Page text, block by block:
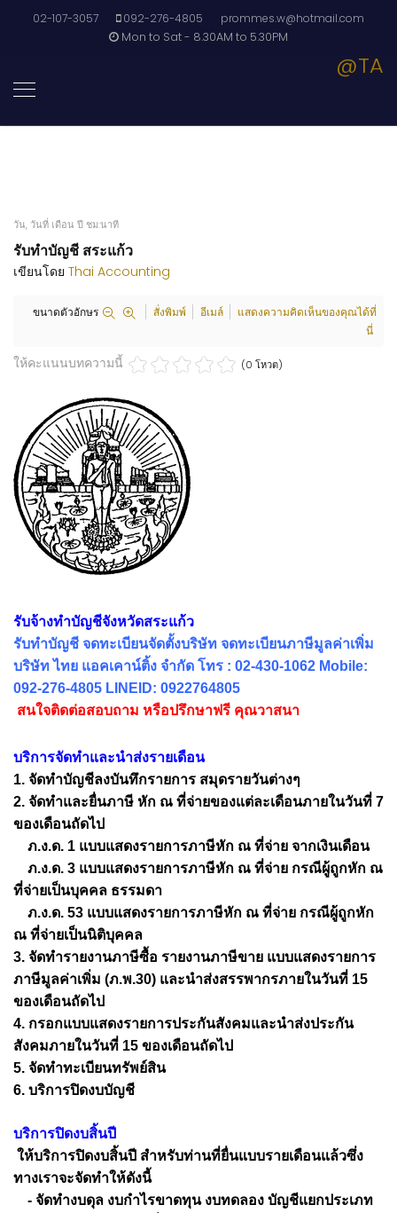
02-107-3057 092-276-4805
prommes.w@hotmail.com
Mon to Sat - 8.30AM to 5.30PM
@TA
วัน, วันที่ เดือน ปี ชม:นาที
รับทำบัญชี สระแก้ว
เขียนโดย Thai Accounting
ขนาดตัวอักษร สั่งพิมพ์ อีเมล์
แสดงความคิดเห็นของคุณได้ที่
นี่
ให้คะแนนบทความนี้ (0 โหวต)
รับจ้างทำบัญชีจังหวัดสระแก้ว
รับทำบัญชี จดทะเบียนจัดตั้งบริษัท จดทะเบียนภาษีมูลค่าเพิ่ม
บริษัท ไทย แอคเคาน์ติ้ง จำกัด โทร : 02-430-1062 Mobile:
092-276-4805 LINEID: 0922764805
สนใจติดต่อสอบถาม หรือปรึกษาฟรี คุณวาสนา
บริการจัดทำและนำส่งรายเดือน
1. จัดทำบัญชีลงบันทึกรายการ สมุดรายวันต่างๆ
2. จัดทำและยื่นภาษี หัก ณ ที่จ่ายของแต่ละเดือนภายในวันที่ 7
ของเดือนถัดไป
ภ.ง.ด. 1 แบบแสดงรายการภาษีหัก ณ ที่จ่าย จากเงินเดือน
ภ.ง.ด. 3 แบบแสดงรายการภาษีหัก ณ ที่จ่าย กรณีผู้ถูกหัก ณ
ที่จ่ายเป็นบุคคล ธรรมดา
ภ.ง.ด. 53 แบบแสดงรายการภาษีหัก ณ ที่จ่าย กรณีผู้ถูกหัก
ณ ที่จ่ายเป็นนิติบุคคล
3. จัดทำรายงานภาษีซื้อ รายงานภาษีขาย แบบแสดงรายการ
ภาษีมูลค่าเพิ่ม (ภ.พ.30) และนำส่งสรรพากรภายในวันที่ 15
ของเดือนถัดไป
4. กรอกแบบแสดงรายการประกันสังคมและนำส่งประกัน
สังคมภายในวันที่ 15 ของเดือนถัดไป
5. จัดทำทะเบียนทรัพย์สิน
6. บริการปิดงบบัญชี
บริการปิดงบสิ้นปี
ให้บริการปิดงบสิ้นปี สำหรับท่านที่ยื่นแบบรายเดือนแล้วซึ่ง
ทางเราจะจัดทำให้ดังนี้
- จัดทำงบดุล งบกำไรขาดทุน งบทดลอง บัญชีแยกประเภท